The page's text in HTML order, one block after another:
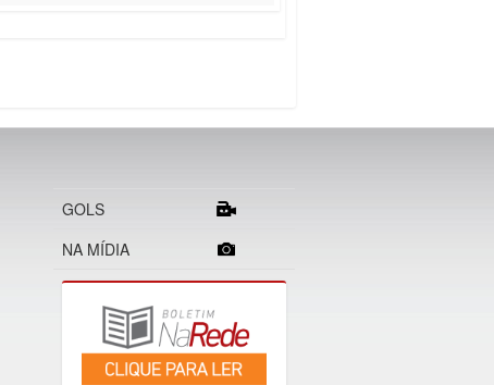
GOLS
NA MÍDIA